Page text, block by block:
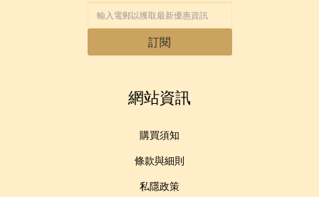
訂閱
網站資訊
購買須知
條款與細則
私隱政策